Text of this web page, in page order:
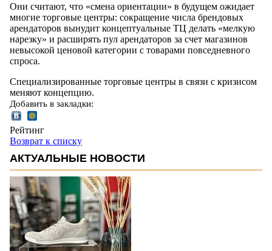
Они считают, что «смена ориентации» в будущем ожидает
многие торговые центры: сокращение числа брендовых
арендаторов вынудит концептуальные ТЦ делать «мелкую
нарезку» и расширять пул арендаторов за счет магазинов
невысокой ценовой категории с товарами повседневного
спроса.
Специализированные торговые центры в связи с кризисом
меняют концепцию.
Добавить в закладки:
Рейтинг
Возврат к списку
АКТУАЛЬНЫЕ НОВОСТИ